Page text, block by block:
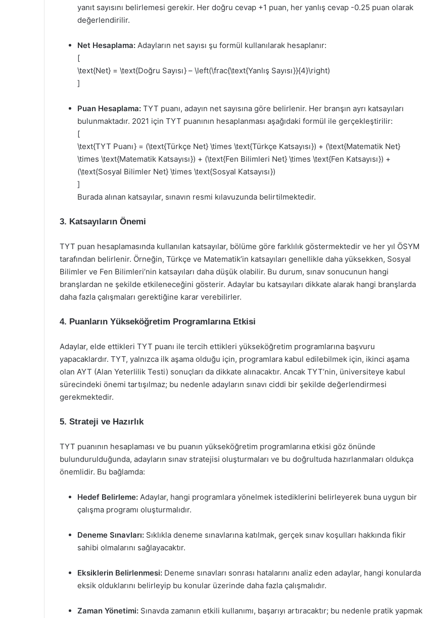
yanıt sayısını belirlemesi gerekir. Her doğru cevap +1 puan, her yanlış cevap -0.25 puan olarak
değerlendirilir.
Net Hesaplama: Adayların net sayısı şu formül kullanılarak hesaplanır:
[
\text{Net} = \text{Doğru Sayısı} – \left(\frac{\text{Yanlış Sayısı}}{4}\right)
]
Puan Hesaplama: TYT puanı, adayın net sayısına göre belirlenir. Her branşın ayrı katsayıları
bulunmaktadır. 2021 için TYT puanının hesaplanması aşağıdaki formül ile gerçekleştirilir:
[
\text{TYT Puanı} = (\text{Türkçe Net} \times \text{Türkçe Katsayısı}) + (\text{Matematik Net}
\times \text{Matematik Katsayısı}) + (\text{Fen Bilimleri Net} \times \text{Fen Katsayısı}) +
(\text{Sosyal Bilimler Net} \times \text{Sosyal Katsayısı})
]
Burada alınan katsayılar, sınavın resmi kılavuzunda belirtilmektedir.
3. Katsayıların Önemi
TYT puan hesaplamasında kullanılan katsayılar, bölüme göre farklılık göstermektedir ve her yıl ÖSYM
tarafından belirlenir. Örneğin, Türkçe ve Matematik’in katsayıları genellikle daha yüksekken, Sosyal
Bilimler ve Fen Bilimleri’nin katsayıları daha düşük olabilir. Bu durum, sınav sonucunun hangi
branşlardan ne şekilde etkileneceğini gösterir. Adaylar bu katsayıları dikkate alarak hangi branşlarda
daha fazla çalışmaları gerektiğine karar verebilirler.
4. Puanların Yükseköğretim Programlarına Etkisi
Adaylar, elde ettikleri TYT puanı ile tercih ettikleri yükseköğretim programlarına başvuru
yapacaklardır. TYT, yalnızca ilk aşama olduğu için, programlara kabul edilebilmek için, ikinci aşama
olan AYT (Alan Yeterlilik Testi) sonuçları da dikkate alınacaktır. Ancak TYT’nin, üniversiteye kabul
sürecindeki önemi tartışılmaz; bu nedenle adayların sınavı ciddi bir şekilde değerlendirmesi
gerekmektedir.
5. Strateji ve Hazırlık
TYT puanının hesaplaması ve bu puanın yükseköğretim programlarına etkisi göz önünde
bulundurulduğunda, adayların sınav stratejisi oluşturmaları ve bu doğrultuda hazırlanmaları oldukça
önemlidir. Bu bağlamda:
Hedef Belirleme: Adaylar, hangi programlara yönelmek istediklerini belirleyerek buna uygun bir
çalışma programı oluşturmalıdır.
Deneme Sınavları: Sıklıkla deneme sınavlarına katılmak, gerçek sınav koşulları hakkında fikir
sahibi olmalarını sağlayacaktır.
Eksiklerin Belirlenmesi: Deneme sınavları sonrası hatalarını analiz eden adaylar, hangi konularda
eksik olduklarını belirleyip bu konular üzerinde daha fazla çalışmalıdır.
Zaman Yönetimi: Sınavda zamanın etkili kullanımı, başarıyı artıracaktır; bu nedenle pratik yapmak